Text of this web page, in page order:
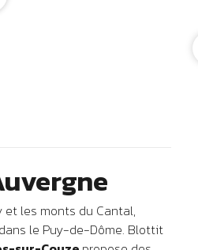
et les monts du Cantal,
le Puy-de-Dôme. Blottit